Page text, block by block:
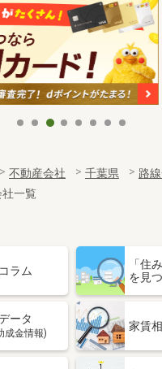
不動産会社 千葉県
路
一覧
ラム
「住
を見
ータ
成金情報)
家賃